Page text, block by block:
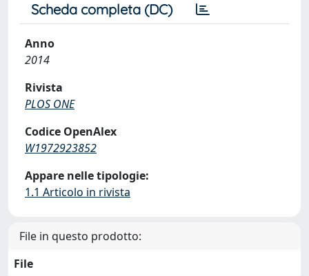
Scheda completa (DC)
Anno
2014
Rivista
PLOS ONE
Codice OpenAlex
W1972923852
Appare nelle tipologie:
1.1 Articolo in rivista
File in questo prodotto:
File